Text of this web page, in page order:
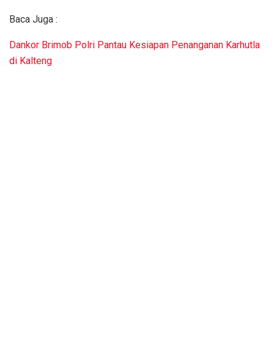
Baca Juga :
Dankor Brimob Polri Pantau Kesiapan Penanganan Karhutla
di Kalteng